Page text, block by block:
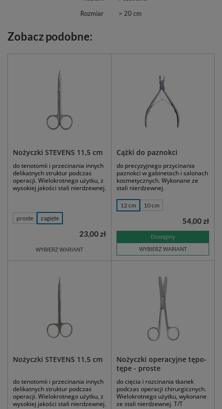
Rozmiar
> 20 cm
Zobacz podobne:
Nożyczki STEVENS 11,5 cm
do tenotomii i przecinania innych
delikatnych struktur podczas
operacji. Wielokrotnego użytku, z
wysokiej jakości stali nierdzewnej.
proste zagięte
WYBIERZ WARIANT
23,00 zł
Cążki do paznokci
do precyzyjnego przycinania
paznokci w gabinetach i salonach
kosmetycznych. Wykonane ze
stali nierdzewnej.
12 cm 10 cm
Dostępny
WYBIERZ WARIANT
54,00 zł
Nożyczki STEVENS 11,5 cm
do tenotomii i przecinania innych
delikatnych struktur podczas
operacji. Wielokrotnego użytku, z
wysokiej jakości stali nierdzewnej.
Nożyczki operacyjne tępo-
tępe - proste
do cięcia i rozcinania tkanek
podczas operacji chirurgicznych.
Wielokrotnego użytku, wykonane
ze stali nierdzewnej. T/T